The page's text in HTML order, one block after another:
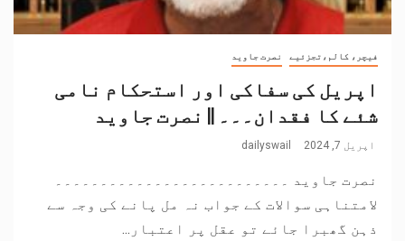
فیچر، کالم،تجزئیے نصرت جاوید
اپریل کی سفاکی اور استحکام نامی
شئے کا فقدان۔۔۔ || نصرت جاوید
اپریل 7, 2024 dailyswail
نصرت جاوید ۔۔۔۔۔۔۔۔۔۔۔۔۔۔۔۔۔۔۔۔۔۔۔۔۔۔
لامتناہی سوالات کے جواب نہ مل پانے کی وجہ سے
ذہن گھبرا جائے تو عقل پر اعتبار...